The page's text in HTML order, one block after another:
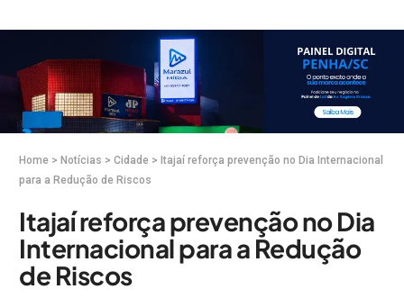
Home > Notícias > Cidade > Itajaí reforça prevenção no Dia Internacional
para a Redução de Riscos
Itajaí reforça prevenção no Dia
Internacional para a Redução
de Riscos